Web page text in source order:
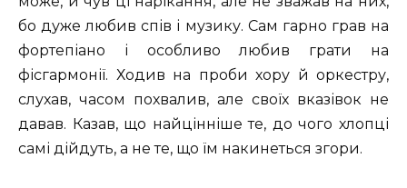
бо дуже любив спів і музику. Сам гарно грав на
фортепіано і особливо любив грати на
фісгармонії. Ходив на проби хору й оркестру,
слухав, часом похвалив, але своїх вказівок не
давав. Казав, що найцінніше те, до чого хлопці
самі дійдуть, а не те, що їм накинеться згори.